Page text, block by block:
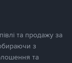
та продажу за
з
та